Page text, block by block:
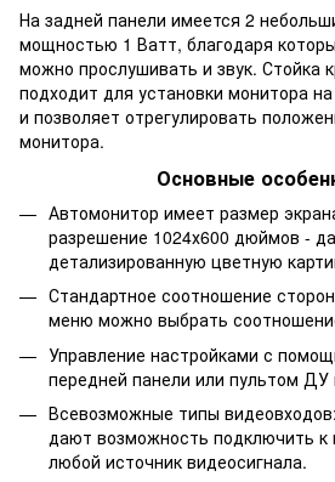
На задней панели имеется 2
мощностью 1 Ватт, благодаря
можно прослушивать и звук. Стойка
подходит для установки монитора
и позволяет отрегулировать
монитора.
Основные
Автомонитор имеет размер
разрешение 1024х600 дюймов -
детализированную цветную
Стандартное соотношение
меню можно выбрать
Управление настройками с
передней панели или пультом ДУ
Всевозможные типы
дают возможность подключить к
любой источник видеосигнала.